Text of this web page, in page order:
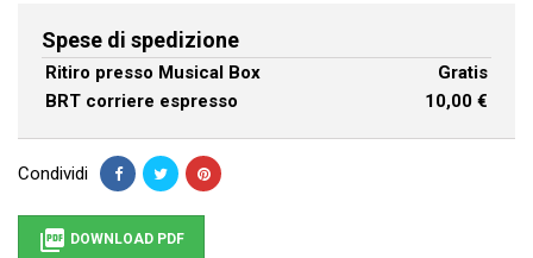
Spese di spedizione
Ritiro presso Musical Box
Gratis
BRT corriere espresso
10,00 €
Condividi
 DOWNLOAD PDF